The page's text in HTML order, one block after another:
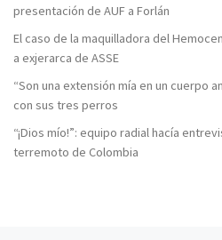
presentación de AUF a Forlán
El caso de la maquilladora del
a exjerarca de ASSE
“Son una extensión mía en un cuerpo
con sus tres perros
“¡Dios mío!”: equipo radial hacía
terremoto de Colombia